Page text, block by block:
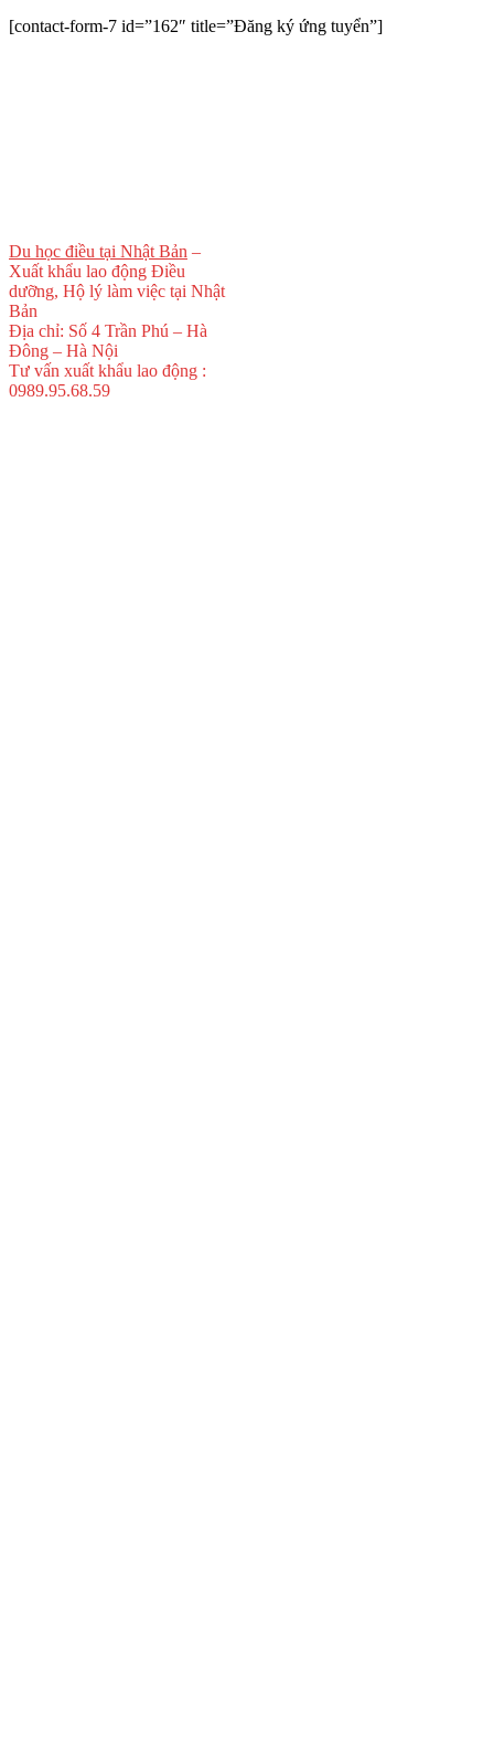
[contact-form-7 id=”162″ title=”Đăng ký ứng tuyển”]
Du học điều tại Nhật Bản –
Xuất khẩu lao động Điều
dưỡng, Hộ lý làm việc tại Nhật
Bản
Địa chỉ: Số 4 Trần Phú – Hà
Đông – Hà Nội
Tư vấn xuất khẩu lao động :
0989.95.68.59